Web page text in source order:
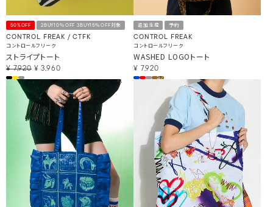
50%OFF 2BUY10％OFF 3BUY15％OFF対象
CONTROL FREAK / CTFK
コントロールフリーク
ストライプトート
¥ 7,920 ¥ 3,960
追加生産 予約
CONTROL FREAK
コントロールフリーク
WASHED LOGOトート
¥ 7,920